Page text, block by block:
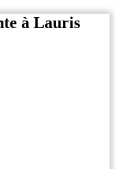
à Lauris